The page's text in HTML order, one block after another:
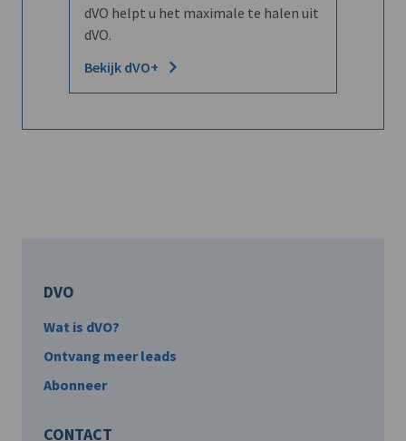
dVO helpt u het maximale te halen uit
dVO.
Bekijk dVO+
DVO
Wat is dVO?
Ontvang meer leads
Abonneer
CONTACT